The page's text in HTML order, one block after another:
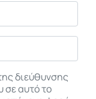
διεύθυνσης
σε αυτό το